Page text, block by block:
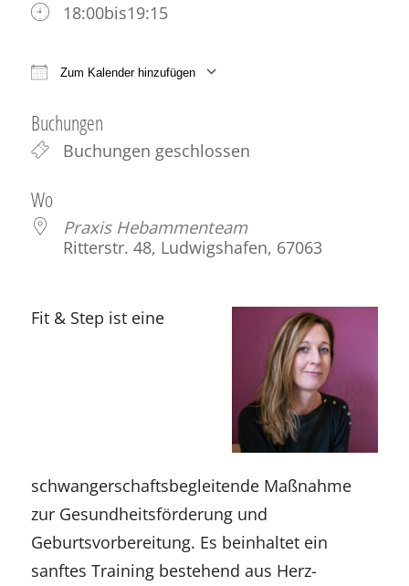
18:00bis19:15
Zum Kalender hinzufügen
Buchungen
Buchungen geschlossen
Wo
Praxis Hebammenteam
Ritterstr. 48, Ludwigshafen, 67063
Fit & Step ist eine
schwangerschaftsbegleitende Maßnahme
zur Gesundheitsförderung und
Geburtsvorbereitung. Es beinhaltet ein
sanftes Training bestehend aus Herz-